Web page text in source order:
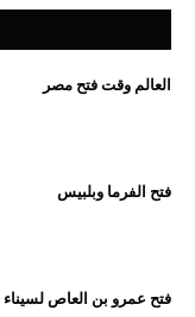
العالم وقت فتح مصر
فتح الفرما وبلبيس
فتح عمرو بن العاص لسيناء